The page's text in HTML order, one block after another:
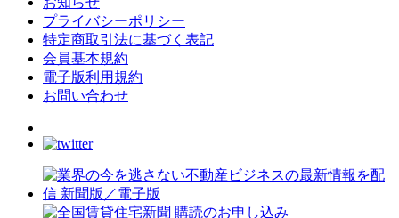
プライバシーポリシー
特定商取引法に基づく表記
会員基本規約
電子版利用規約
お問い合わせ